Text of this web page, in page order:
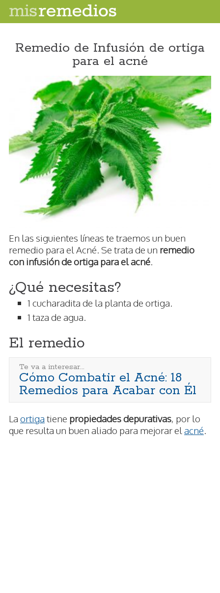
Remedio de Infusión de ortiga
para el acné
En las siguientes líneas te traemos un buen
remedio para el Acné. Se trata de un remedio
con infusión de ortiga para el acné.
¿Qué necesitas?
1 cucharadita de la planta de ortiga.
1 taza de agua.
El remedio
Te va a interesar...
Cómo Combatir el Acné: 18
Remedios para Acabar con Él
La ortiga tiene propiedades depurativas, por lo
que resulta un buen aliado para mejorar el acné.